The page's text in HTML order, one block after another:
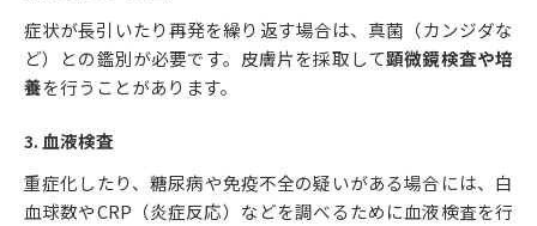
症状が長引いたり再発を繰り返す場合は、真菌（カンジダな
ど）との鑑別が必要です。皮膚片を採取して顕微鏡検査や培
養を行うことがあります。
3. 血液検査
重症化したり、糖尿病や免疫不全の疑いがある場合には、白
血球数やCRP（炎症反応）などを調べるために血液検査を行